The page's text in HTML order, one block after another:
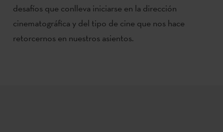
desafíos que conlleva iniciarse en la dirección
cinematográfica y del tipo de cine que nos hace
retorcernos en nuestros asientos.